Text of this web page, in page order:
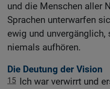
und die Menschen aller
Sprachen unterwarfen
ewig und
niemals aufhören.
Die Deutung der Vision
15 Ich war verwirrt und